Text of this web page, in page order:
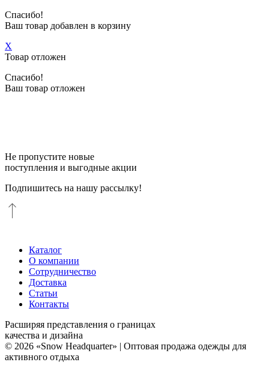
Спасибо!
Ваш товар добавлен в корзину
X
Товар отложен
Спасибо!
Ваш товар отложен
Не пропустите новые
поступления и выгодные акции
Подпишитесь на нашу рассылку!
Каталог
О компании
Сотрудничество
Доставка
Статьи
Контакты
Расширяя представления о границах
качества и дизайна
© 2026 «Snow Headquarter» | Оптовая продажа одежды для
активного отдыха